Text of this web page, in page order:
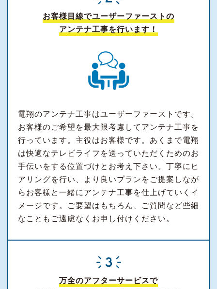
お客様目線でユーザーファーストの
アンテナ工事を行います！
電翔のアンテナ工事はユーザーファーストです。
お客様のご希望を最大限考慮してアンテナ工事を
行っています。主役はお客様です。あくまで電翔
は快適なテレビライフを送っていただくためのお
手伝いをする位置づけとお考え下さい。丁寧にヒ
アリングを行い、より良いプランをご提案しなが
らお客様と一緒にアンテナ工事を仕上げていくイ
メージです。ご要望はもちろん、ご質問など些細
なこともご遠慮なくお申し付けください。
万全のアフターサービスで